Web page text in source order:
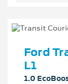
Ford
L1
1.0